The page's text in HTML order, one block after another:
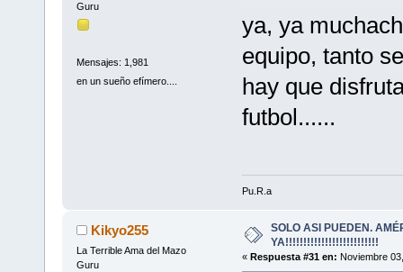
Guru
Mensajes: 1,981
en un sueño efímero....
ya, ya
equipo, tanto
hay que
futbol......
Pu.R.a
Kikyo255
La Terrible Ama del Mazo
Guru
SOLO ASI PUEDEN.
YA!!!!!!!!!!!!!!!!!!!!!!!!!!
« Respuesta #31 en: Noviembre